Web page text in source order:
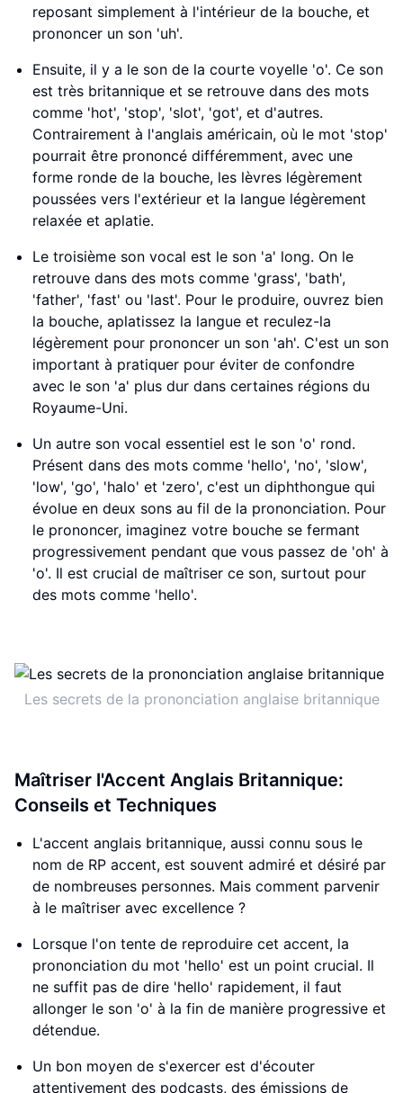
reposant simplement à l'intérieur de la bouche, et
prononcer un son 'uh'.
Ensuite, il y a le son de la courte voyelle 'o'. Ce son
est très britannique et se retrouve dans des mots
comme 'hot', 'stop', 'slot', 'got', et d'autres.
Contrairement à l'anglais américain, où le mot 'stop'
pourrait être prononcé différemment, avec une
forme ronde de la bouche, les lèvres légèrement
poussées vers l'extérieur et la langue légèrement
relaxée et aplatie.
Le troisième son vocal est le son 'a' long. On le
retrouve dans des mots comme 'grass', 'bath',
'father', 'fast' ou 'last'. Pour le produire, ouvrez bien
la bouche, aplatissez la langue et reculez-la
légèrement pour prononcer un son 'ah'. C'est un son
important à pratiquer pour éviter de confondre
avec le son 'a' plus dur dans certaines régions du
Royaume-Uni.
Un autre son vocal essentiel est le son 'o' rond.
Présent dans des mots comme 'hello', 'no', 'slow',
'low', 'go', 'halo' et 'zero', c'est un diphthongue qui
évolue en deux sons au fil de la prononciation. Pour
le prononcer, imaginez votre bouche se fermant
progressivement pendant que vous passez de 'oh' à
'o'. Il est crucial de maîtriser ce son, surtout pour
des mots comme 'hello'.
Les secrets de la prononciation anglaise britannique
Maîtriser l'Accent Anglais Britannique:
Conseils et Techniques
L'accent anglais britannique, aussi connu sous le
nom de RP accent, est souvent admiré et désiré par
de nombreuses personnes. Mais comment parvenir
à le maîtriser avec excellence ?
Lorsque l'on tente de reproduire cet accent, la
prononciation du mot 'hello' est un point crucial. Il
ne suffit pas de dire 'hello' rapidement, il faut
allonger le son 'o' à la fin de manière progressive et
détendue.
Un bon moyen de s'exercer est d'écouter
attentivement des podcasts, des émissions de